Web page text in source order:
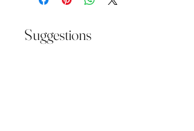
Coloris :
Assise et dossier : Velours Bleu
Ciel
Suggestions